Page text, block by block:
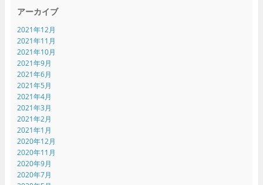
アーカイブ
2021年12月
2021年11月
2021年10月
2021年9月
2021年6月
2021年5月
2021年4月
2021年3月
2021年2月
2021年1月
2020年12月
2020年11月
2020年9月
2020年7月